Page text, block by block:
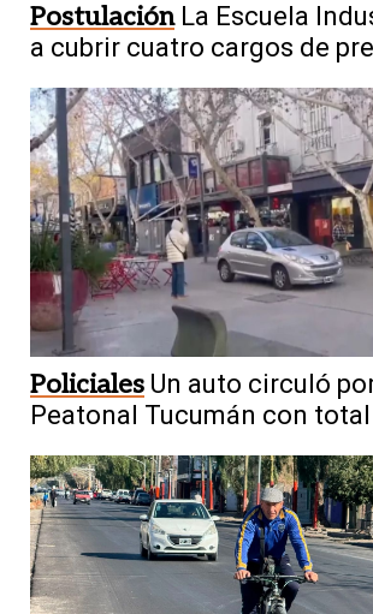
Postulación La Escuela
a cubrir cuatro cargos de
Policiales Un auto circuló
Peatonal Tucumán con